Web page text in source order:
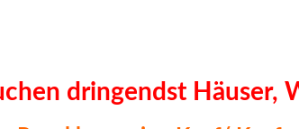
dringendst Häuser,